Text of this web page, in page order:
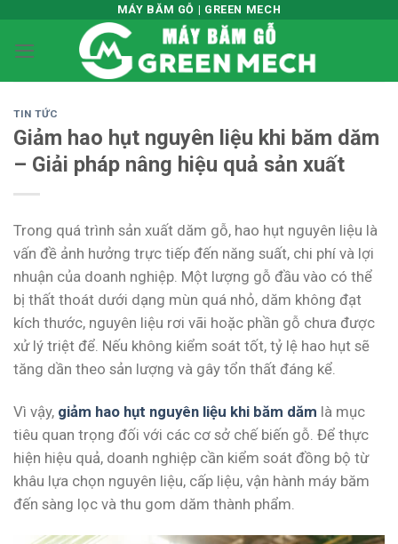
content
MÁY BĂM GỖ | GREEN MECH
TIN TỨC
Giảm hao hụt nguyên liệu khi băm dăm
– Giải pháp nâng hiệu quả sản xuất
Trong quá trình sản xuất dăm gỗ, hao hụt nguyên liệu là
vấn đề ảnh hưởng trực tiếp đến năng suất, chi phí và lợi
nhuận của doanh nghiệp. Một lượng gỗ đầu vào có thể
bị thất thoát dưới dạng mùn quá nhỏ, dăm không đạt
kích thước, nguyên liệu rơi vãi hoặc phần gỗ chưa được
xử lý triệt để. Nếu không kiểm soát tốt, tỷ lệ hao hụt sẽ
tăng dần theo sản lượng và gây tổn thất đáng kể.
Vì vậy, giảm hao hụt nguyên liệu khi băm dăm là mục
tiêu quan trọng đối với các cơ sở chế biến gỗ. Để thực
hiện hiệu quả, doanh nghiệp cần kiểm soát đồng bộ từ
khâu lựa chọn nguyên liệu, cấp liệu, vận hành máy băm
đến sàng lọc và thu gom dăm thành phẩm.